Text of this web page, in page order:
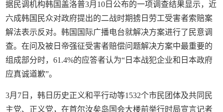
据民调机构韩国盖洛普3月10日公布的一项调查结果显示，近
六成韩国民众对政府提出的二战时期掳日劳工受害者索赔案
解法表示反对。韩国国际广播电台就解决方案进行了民意调
查。在问及被日帝强征受害者赔偿问题解决方案中最重要的
组成部分时，61.4%的应答者认为“日本战犯企业和日本政府
应真诚道歉”。
3月7日，韩日历史正义和平行动等1532个市民团体及共同民
主党、正义党，在首尔汝矣岛国会大楼前举行时局宣言记者